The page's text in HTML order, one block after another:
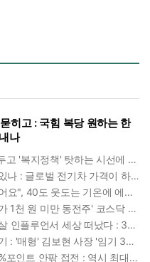
히고 : 국힘 복당 원하는 한
나
경기지사 추미애, 경기도 재정난 두고 '복지정책' 탓하는 시선에 정면 반박 : "고령자와 아이 인구 급증"
자동차 '하이브리드 시대' 저물고 있나 : 글로벌 전기차 가격이 하이브리드 차보다 낮아졌다
"갑자기 사무실 에어컨 작동 멈췄어요", 40도 웃도는 기온에 에어컨도 숨이 찬다
16만 개미 울린 신라젠 그 후 : '주가 1천 원 미만 동전주' 코스닥 38곳 코스피 10곳, 총 48곳 이르렀다
'4기 담관암 투병' 공유한 미국 26살 인플루언서 세상 떠났다 : 3년간 보여준 희망과 용기
정원주 대우건설 '직할 체제' 굳히기 : '매형' 김보현 사장 '임기 3년' 받고 4개월 만에 물러났다
민주당 전당대회 김민석·정청래 1%포인트 안팎 접전 : 역시 최대 승부처는 호남과 수도권